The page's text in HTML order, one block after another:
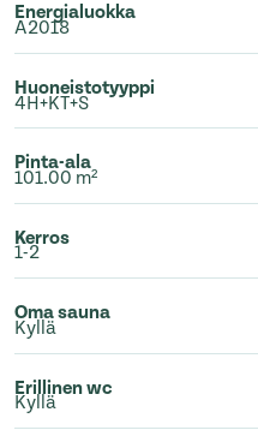
Energialuokka
A2018
Huoneistotyyppi
4H+KT+S
Pinta-ala
101.00 m²
Kerros
1-2
Oma sauna
Kyllä
Erillinen wc
Kyllä